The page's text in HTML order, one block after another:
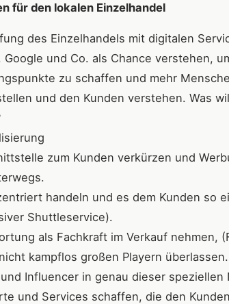
für den lokalen Einzelhandel
des Einzelhandels mit digitalen
Google und Co. als Chance verstehen,
zu schaffen und mehr
und den Kunden verstehen. Was
zum Kunden verkürzen und
handeln und es dem Kunden so
Shuttleservice).
als Fachkraft im Verkauf nehmen,
kampflos großen Playern überlassen.
Influencer in genau dieser
und Services schaffen, die den